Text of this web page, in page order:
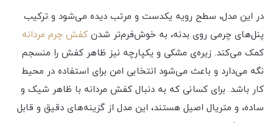
در این مدل، سطح رویه یکدست و مرتب دیده می‌شود و ترکیب
پنل‌های چرمی روی بدنه، به خوش‌فرم‌تر شدن کفش چرم مردانه
کمک می‌کند. زیره‌ی مشکی و یکپارچه نیز ظاهر کفش را منسجم
نگه می‌دارد و باعث می‌شود انتخابی امن برای استفاده در محیط
کار باشد. برای کسانی که به دنبال کفش مردانه با ظاهر شیک و
ساده، و متریال اصیل هستند، این مدل از گزینه‌های دقیق و قابل